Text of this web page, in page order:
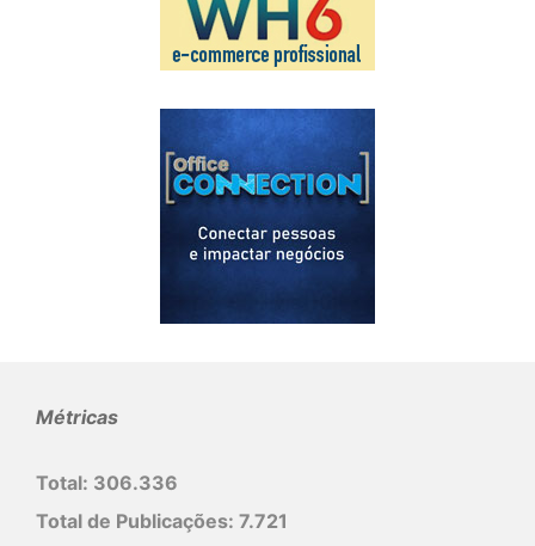
Métricas
Total: 306.336
Total de Publicações: 7.721